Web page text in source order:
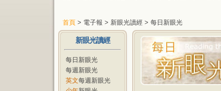
首頁 > 電子報 > 新眼光讀經 > 每日新眼光
新眼光讀經
每日新眼光
每週新眼光
英文每週新眼光